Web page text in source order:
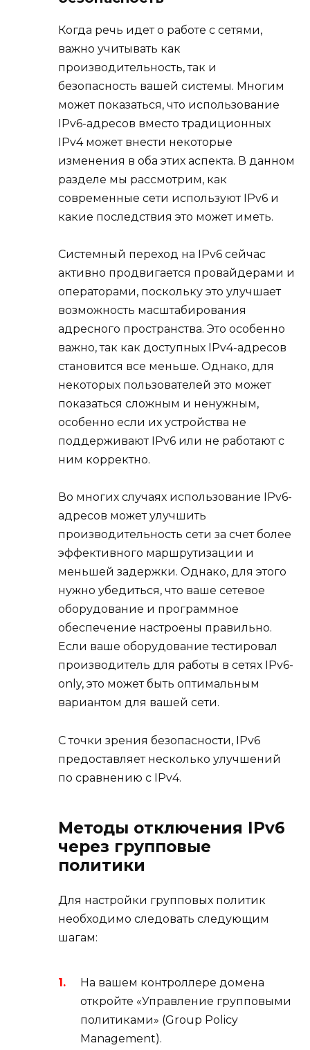
Когда речь идет о работе с сетями,
важно учитывать как
производительность, так и
безопасность вашей системы. Многим
может показаться, что использование
IPv6-адресов вместо традиционных
IPv4 может внести некоторые
изменения в оба этих аспекта. В данном
разделе мы рассмотрим, как
современные сети используют IPv6 и
какие последствия это может иметь.
Системный переход на IPv6 сейчас
активно продвигается провайдерами и
операторами, поскольку это улучшает
возможность масштабирования
адресного пространства. Это особенно
важно, так как доступных IPv4-адресов
становится все меньше. Однако, для
некоторых пользователей это может
показаться сложным и ненужным,
особенно если их устройства не
поддерживают IPv6 или не работают с
ним корректно.
Во многих случаях использование IPv6-
адресов может улучшить
производительность сети за счет более
эффективного маршрутизации и
меньшей задержки. Однако, для этого
нужно убедиться, что ваше сетевое
оборудование и программное
обеспечение настроены правильно.
Если ваше оборудование тестировал
производитель для работы в сетях IPv6-
only, это может быть оптимальным
вариантом для вашей сети.
С точки зрения безопасности, IPv6
предоставляет несколько улучшений
по сравнению с IPv4.
Методы отключения IPv6
через групповые
политики
Для настройки групповых политик
необходимо следовать следующим
шагам:
На вашем контроллере домена
откройте «Управление групповыми
политиками» (Group Policy
Management).